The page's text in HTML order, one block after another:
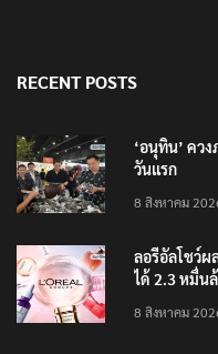
RECENT POSTS
‘อนุทิน’ คว
วันแรก
8 สิงหาคม
ลอรีอัลโชว์ผ
ได้ 2.3 หมื่น
8 สิงหาคม